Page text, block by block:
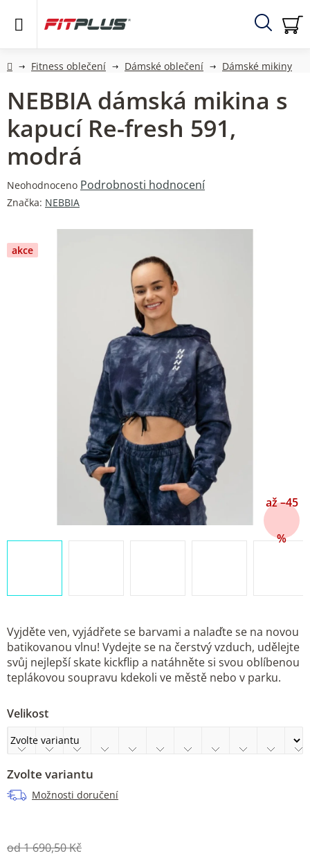
Hledat
DomůFitness oblečení Dámské oblečení Dámské mikiny
Vyjděte ven, vyjádřete se barvami a nalaďte se na novou
batikovanou vlnu! Vydejte se na čerstvý vzduch, udělejte
svůj nejlepší skate kickflip a natáhněte si svou oblíbenou
teplákovou soupravu kdekoli ve městě nebo v parku.
Velikost
Zvolte variantu
Možnosti doručení
od 1 690,50 Kč
NEBBIA dámská mikina s
kapucí Re-fresh 591,
modrá
Průměrné
hodnocení
0,0
z
Neohodnoceno Podrobnosti hodnocení
Značka: NEBBIA
akce
až –45
%